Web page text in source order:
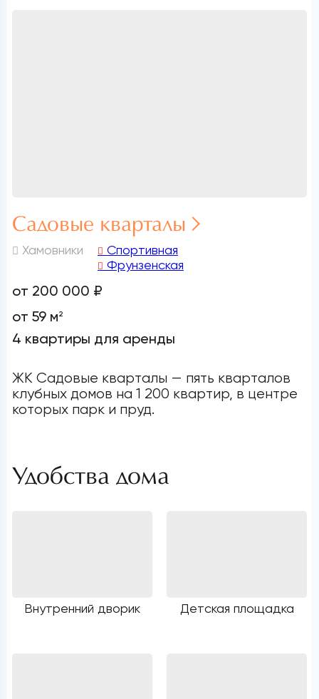
Садовые кварталы
Хамовники
Спортивная
Фрунзенская
от 200 000 ₽
от 59 м 2
4 квартиры для аренды
ЖК Садовые кварталы — пять кварталов
клубных домов на 1 200 квартир, в центре
которых парк и пруд.
Удобства дома
Внутренний дворик Детская площадка